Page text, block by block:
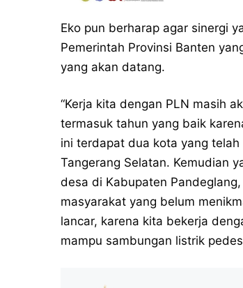
Eko pun berharap agar sinergi
Pemerintah Provinsi Banten
yang akan datang.
“Kerja kita dengan PLN masih
termasuk tahun yang baik
ini terdapat dua kota yang
Tangerang Selatan. Kemudian
desa di Kabupaten
masyarakat yang belum
lancar, karena kita bekerja
mampu sambungan listrik